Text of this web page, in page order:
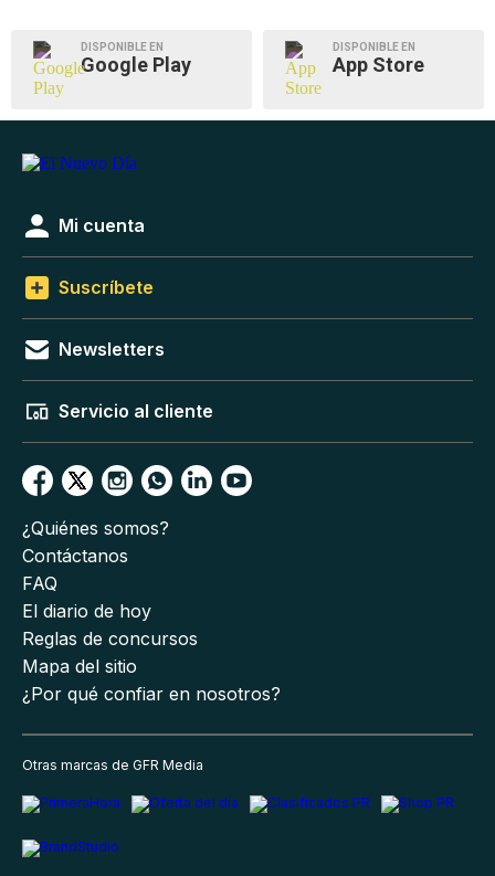
DISPONIBLE EN
Google Play
DISPONIBLE EN
App Store
Mi cuenta
Suscríbete
Newsletters
Servicio al cliente
¿Quiénes somos?
Contáctanos
FAQ
El diario de hoy
Reglas de concursos
Mapa del sitio
¿Por qué confiar en nosotros?
Otras marcas de GFR Media